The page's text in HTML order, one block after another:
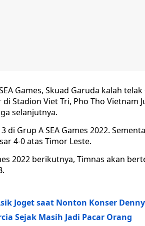
Games, Skuad Garuda kalah
Stadion Viet Tri, Pho Tho Vietnam
selanjutnya.
di Grup A SEA Games 2022.
4-0 atas Timor Leste.
2022 berikutnya, Timnas akan
Joget saat Nonton Konser
Sejak Masih Jadi Pacar Orang